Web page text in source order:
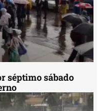
séptimo sábado